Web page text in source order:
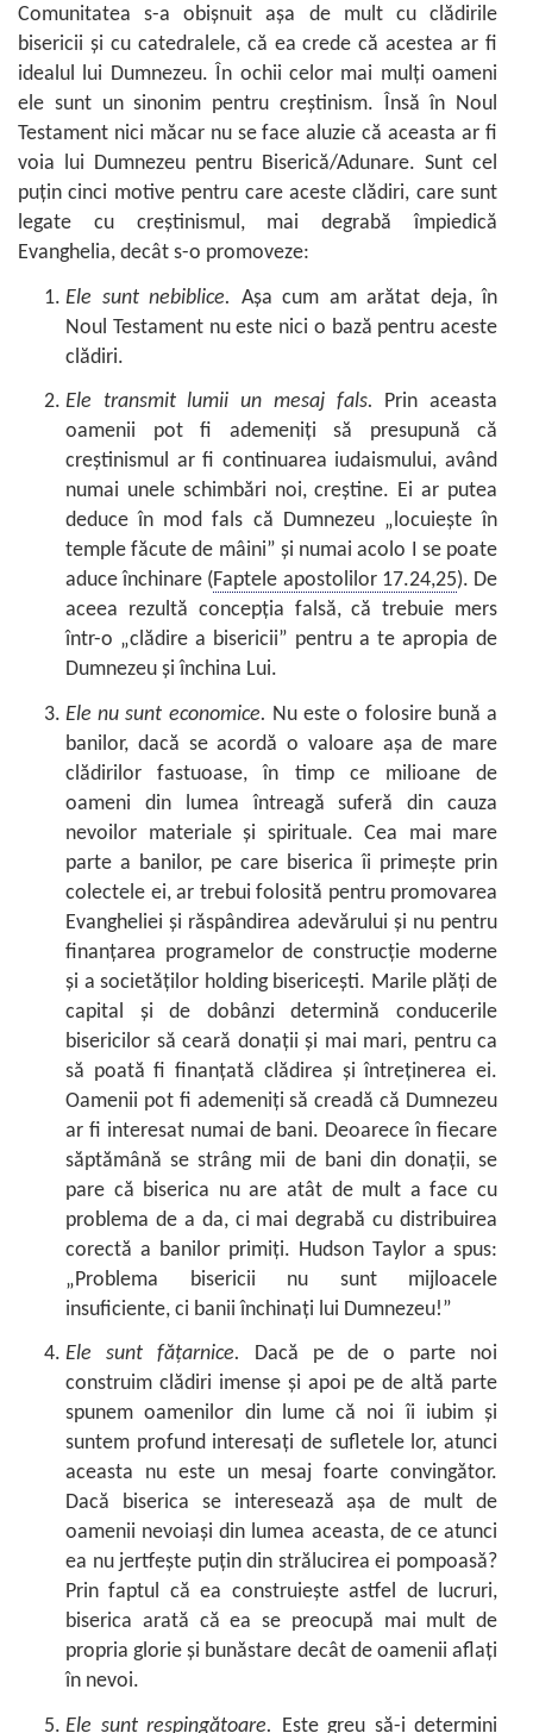
Comunitatea s-a obişnuit aşa de mult cu clădirile
bisericii şi cu catedralele, că ea crede că acestea ar fi
idealul lui Dumnezeu. În ochii celor mai mulţi oameni
ele sunt un sinonim pentru creştinism. Însă în Noul
Testament nici măcar nu se face aluzie că aceasta ar fi
voia lui Dumnezeu pentru Biserică/Adunare. Sunt cel
puţin cinci motive pentru care aceste clădiri, care sunt
legate cu creştinismul, mai degrabă împiedică
Evanghelia, decât s-o promoveze:
Ele sunt nebiblice. Aşa cum am arătat deja, în
Noul Testament nu este nici o bază pentru aceste
clădiri.
Ele transmit lumii un mesaj fals. Prin aceasta
oamenii pot fi ademeniţi să presupună că
creştinismul ar fi continuarea iudaismului, având
numai unele schimbări noi, creştine. Ei ar putea
deduce în mod fals că Dumnezeu „locuieşte în
temple făcute de mâini” şi numai acolo I se poate
aduce închinare (Faptele apostolilor 17.24,25). De
aceea rezultă concepţia falsă, că trebuie mers
într-o „clădire a bisericii” pentru a te apropia de
Dumnezeu şi închina Lui.
Ele nu sunt economice. Nu este o folosire bună a
banilor, dacă se acordă o valoare aşa de mare
clădirilor fastuoase, în timp ce milioane de
oameni din lumea întreagă suferă din cauza
nevoilor materiale şi spirituale. Cea mai mare
parte a banilor, pe care biserica îi primeşte prin
colectele ei, ar trebui folosită pentru promovarea
Evangheliei şi răspândirea adevărului şi nu pentru
finanţarea programelor de construcţie moderne
şi a societăţilor holding bisericeşti. Marile plăţi de
capital şi de dobânzi determină conducerile
bisericilor să ceară donaţii şi mai mari, pentru ca
să poată fi finanţată clădirea şi întreţinerea ei.
Oamenii pot fi ademeniţi să creadă că Dumnezeu
ar fi interesat numai de bani. Deoarece în fiecare
săptămână se strâng mii de bani din donaţii, se
pare că biserica nu are atât de mult a face cu
problema de a da, ci mai degrabă cu distribuirea
corectă a banilor primiţi. Hudson Taylor a spus:
„Problema bisericii nu sunt mijloacele
insuficiente, ci banii închinaţi lui Dumnezeu!”
Ele sunt făţarnice. Dacă pe de o parte noi
construim clădiri imense şi apoi pe de altă parte
spunem oamenilor din lume că noi îi iubim şi
suntem profund interesaţi de sufletele lor, atunci
aceasta nu este un mesaj foarte convingător.
Dacă biserica se interesează aşa de mult de
oamenii nevoiaşi din lumea aceasta, de ce atunci
ea nu jertfeşte puţin din strălucirea ei pompoasă?
Prin faptul că ea construieşte astfel de lucruri,
biserica arată că ea se preocupă mai mult de
propria glorie şi bunăstare decât de oamenii aflaţi
în nevoi.
Ele sunt respingătoare.
Este greu să-i determini